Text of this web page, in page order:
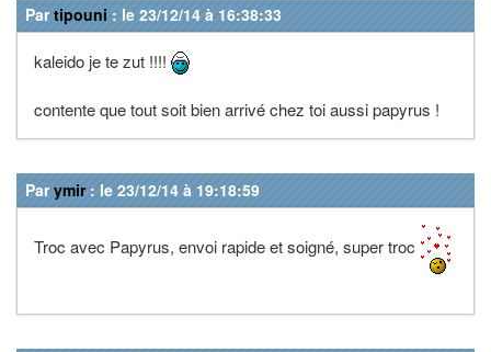
Partipouni : le 23/12/14 à 16:38:33
kaleido je te zut !!!!
contente que tout soit bien arrivé chez toi aussi papyrus !
Parymir: le 23/12/14 à 19:18:59
Troc avec Papyrus, envoi rapide et soigné, super troc